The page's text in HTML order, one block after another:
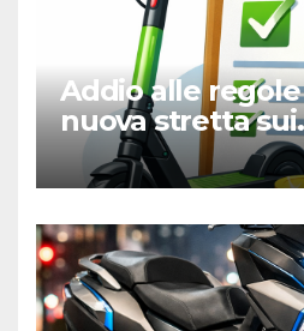
Addio alle
nuova stretta sui
monopattini
targa e polizza